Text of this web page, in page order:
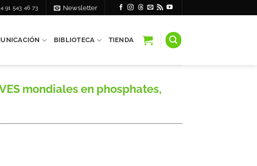
91 543 46 73 Newsletter
BIBLIOTECA TIENDA
mondiales en phosphates,